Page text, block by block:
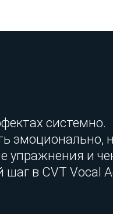
системно.
эмоционально,
упражнения и
в CVT Vocal